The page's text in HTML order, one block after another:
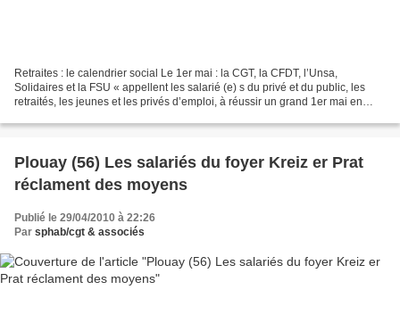
Retraites : le calendrier social Le 1er mai : la CGT, la CFDT, l’Unsa,
Solidaires et la FSU « appellent les salarié (e) s du privé et du public, les
retraités, les jeunes et les privés d’emploi, à réussir un grand 1er mai en
Plouay (56) Les salariés du foyer Kreiz er Prat
réclament des moyens
Publié le 29/04/2010 à 22:26
Par sphab/cgt & associés